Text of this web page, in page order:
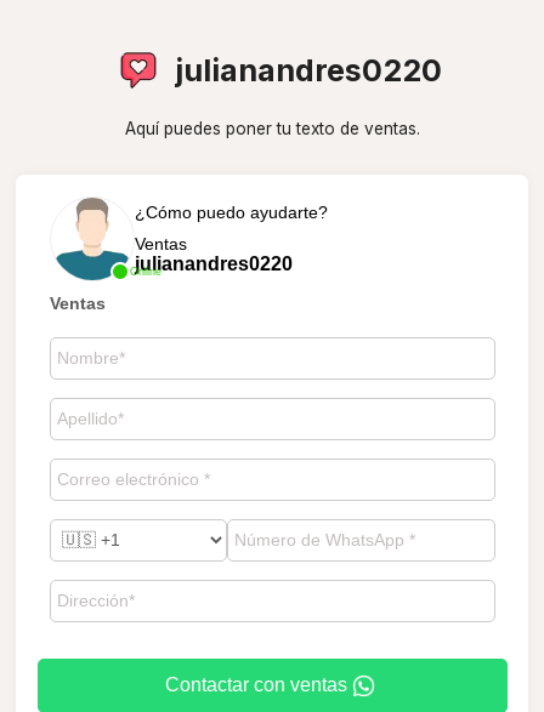
julianandres0220
Aquí puedes poner tu texto de ventas.
Online
¿Cómo puedo ayudarte?
Ventas
julianandres0220
Ventas
Contactar con ventas